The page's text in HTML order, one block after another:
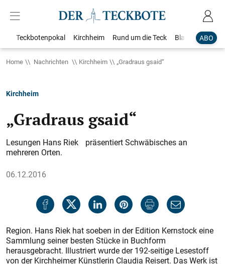
ABO
Teckbotenpokal Kirchheim Rund um die Teck Blaulicht
Home Nachrichten Kirchheim „Gradraus gsaid“
Kirchheim
„Gradraus gsaid“
Lesungen Hans Riek präsentiert Schwäbisches an
mehreren Orten.
06.12.2016
Region. Hans Riek hat soeben in der Edition Kernstock eine
Sammlung seiner besten Stücke in Buchform
herausgebracht. Illustriert wurde der 192-seitige Lesestoff
von der Kirchheimer Künstlerin Claudia Reisert. Das Werk ist